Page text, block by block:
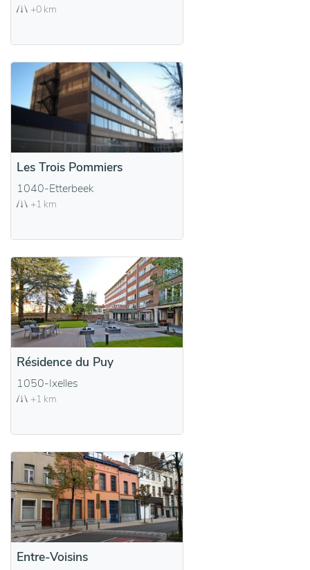
+0 km
Les Trois Pommiers
1040-Etterbeek
+1 km
Résidence du Puy
1050-Ixelles
+1 km
Entre-Voisins